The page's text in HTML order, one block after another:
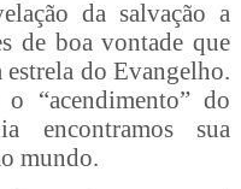
da salvação a
de boa vontade que
do Evangelho.
“acendimento” do
encontramos sua
mundo.